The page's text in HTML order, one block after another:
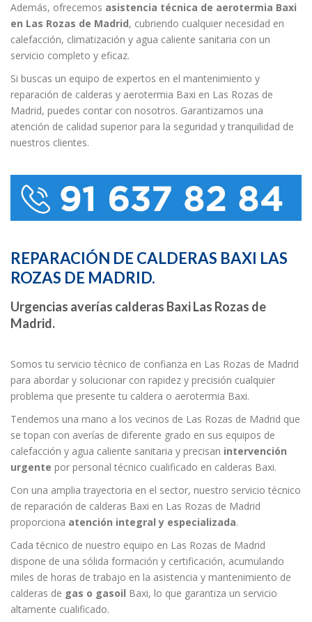
Además, ofrecemos asistencia técnica de aerotermia Baxi
en Las Rozas de Madrid, cubriendo cualquier necesidad en
calefacción, climatización y agua caliente sanitaria con un
servicio completo y eficaz.
Si buscas un equipo de expertos en el mantenimiento y
reparación de calderas y aerotermia Baxi en Las Rozas de
Madrid, puedes contar con nosotros. Garantizamos una
atención de calidad superior para la seguridad y tranquilidad de
nuestros clientes.
REPARACIÓN DE CALDERAS BAXI LAS
ROZAS DE MADRID.
Urgencias averías calderas Baxi Las Rozas de
Madrid.
Somos tu servicio técnico de confianza en Las Rozas de Madrid
para abordar y solucionar con rapidez y precisión cualquier
problema que presente tu caldera o aerotermia Baxi.
Tendemos una mano a los vecinos de Las Rozas de Madrid que
se topan con averías de diferente grado en sus equipos de
calefacción y agua caliente sanitaria y precisan intervención
urgente por personal técnico cualificado en calderas Baxi.
Con una amplia trayectoria en el sector, nuestro servicio técnico
de reparación de calderas Baxi en Las Rozas de Madrid
proporciona atención integral y especializada.
Cada técnico de nuestro equipo en Las Rozas de Madrid
dispone de una sólida formación y certificación, acumulando
miles de horas de trabajo en la asistencia y mantenimiento de
calderas de gas o gasoil Baxi, lo que garantiza un servicio
altamente cualificado.